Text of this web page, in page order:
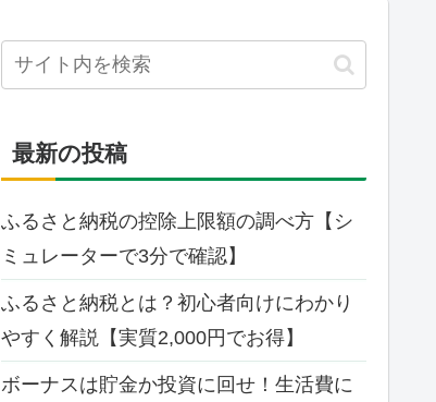
最新の投稿
ふるさと納税の控除上限額の調べ方【シ
ミュレーターで3分で確認】
ふるさと納税とは？初心者向けにわかり
やすく解説【実質2,000円でお得】
ボーナスは貯金か投資に回せ！生活費に